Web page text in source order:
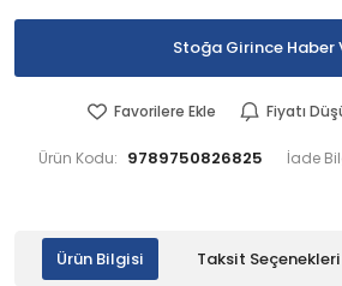
Stoğa Girince Haber
Favorilere Ekle Fiyatı
Ürün Kodu: 9789750826825 İade
Ürün Bilgisi Taksit Seçenekleri